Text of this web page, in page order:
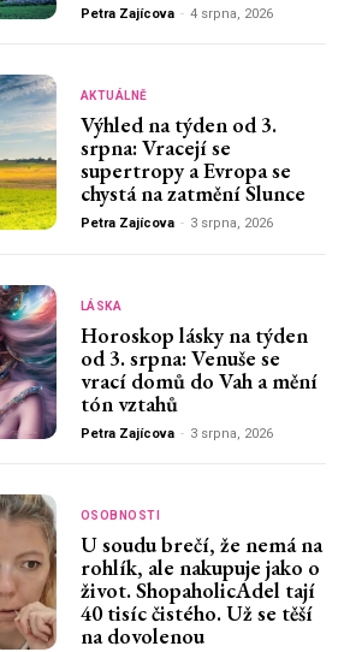
Petra Zajícova - 4 srpna, 2026
AKTUÁLNĚ
Výhled na týden od 3.
srpna: Vracejí se
supertropy a Evropa se
chystá na zatmění Slunce
Petra Zajícova - 3 srpna, 2026
LÁSKA
Horoskop lásky na týden
od 3. srpna: Venuše se
vrací domů do Vah a mění
tón vztahů
Petra Zajícova - 3 srpna, 2026
OSOBNOSTI
U soudu brečí, že nemá na
rohlík, ale nakupuje jako o
život. ShopaholicAdel tají
40 tisíc čistého. Už se těší
na dovolenou